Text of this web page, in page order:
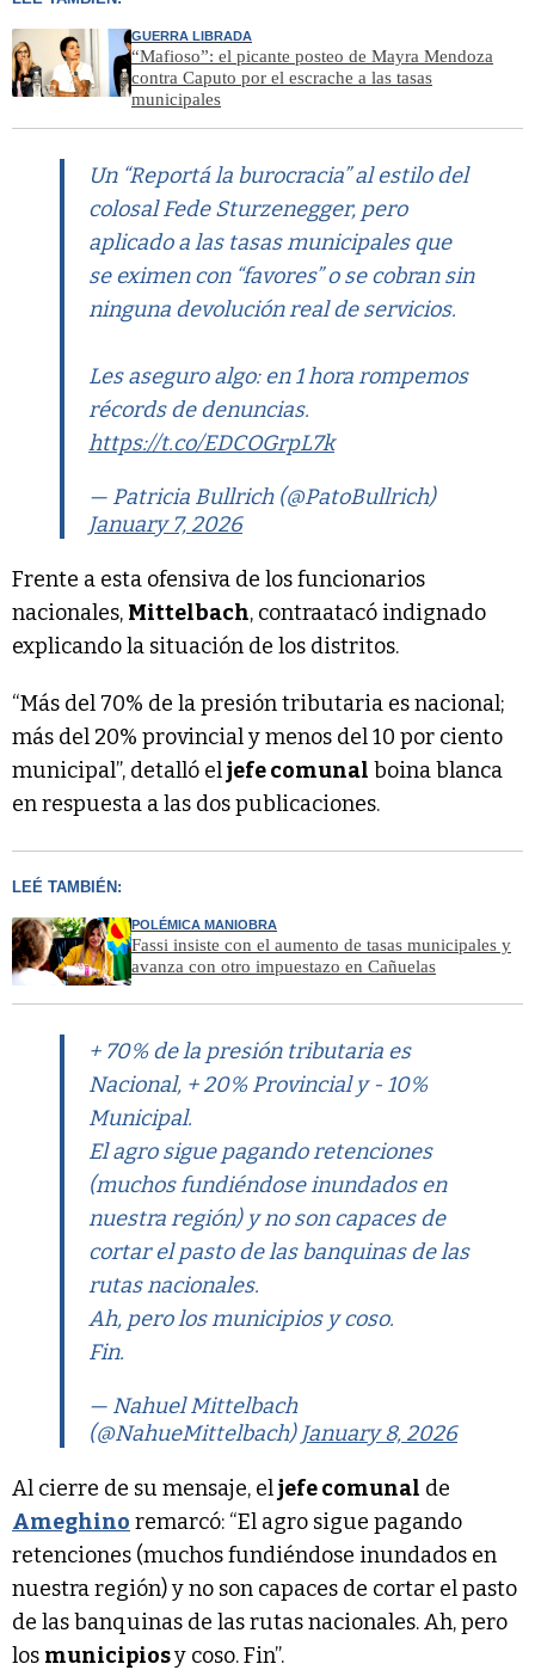
GUERRA LIBRADA
“Mafioso”: el picante posteo de Mayra Mendoza
contra Caputo por el escrache a las tasas
municipales
Un “Reportá la burocracia” al estilo del
colosal Fede Sturzenegger, pero
aplicado a las tasas municipales que
se eximen con “favores” o se cobran sin
ninguna devolución real de servicios.
Les aseguro algo: en 1 hora rompemos
récords de denuncias.
https://t.co/EDCOGrpL7k
— Patricia Bullrich (@PatoBullrich)
January 7, 2026
Frente a esta ofensiva de los funcionarios
nacionales, Mittelbach, contraatacó indignado
explicando la situación de los distritos.
“Más del 70% de la presión tributaria es nacional;
más del 20% provincial y menos del 10 por ciento
municipal”, detalló eljefe comunal boina blanca
en respuesta a las dos publicaciones.
LEÉ TAMBIÉN:
POLÉMICA MANIOBRA
Fassi insiste con el aumento de tasas municipales y
avanza con otro impuestazo en Cañuelas
+ 70% de la presión tributaria es
Nacional, + 20% Provincial y - 10%
Municipal.
El agro sigue pagando retenciones
(muchos fundiéndose inundados en
nuestra región) y no son capaces de
cortar el pasto de las banquinas de las
rutas nacionales.
Ah, pero los municipios y coso.
Fin.
— Nahuel Mittelbach
(@NahueMittelbach) January 8, 2026
Al cierre de su mensaje, eljefe comunal de
Ameghino remarcó: “El agro sigue pagando
retenciones (muchos fundiéndose inundados en
nuestra región) y no son capaces de cortar el pasto
de las banquinas de las rutas nacionales. Ah, pero
los municipiosy coso. Fin”.